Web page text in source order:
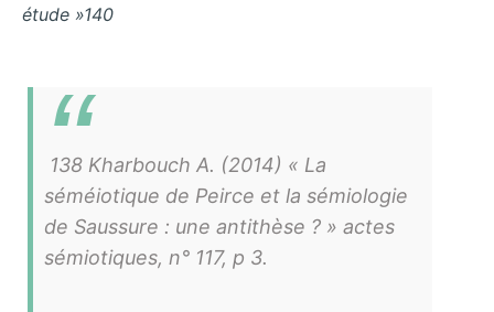
étude »140
138 Kharbouch A. (2014) « La
séméiotique de Peirce et la sémiologie
de Saussure : une antithèse ? » actes
sémiotiques, n° 117, p 3.